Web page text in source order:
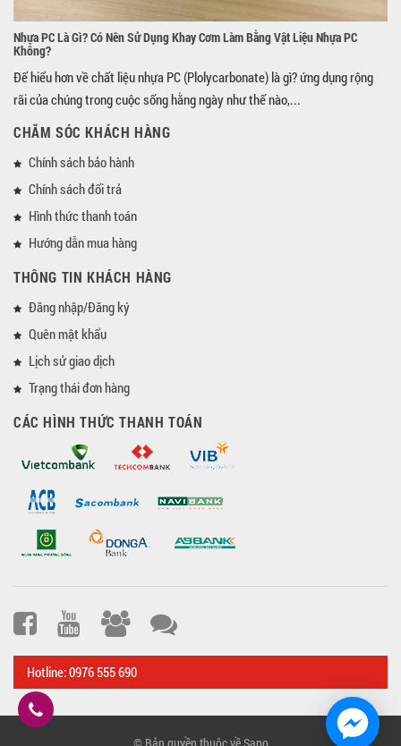
Nhựa PC Là Gì? Có Nên Sử Dụng Khay Cơm Làm Bằng Vật Liệu Nhựa PC
Không?
Để hiểu hơn về chất liệu nhựa PC (Plolycarbonate) là gì? ứng dụng rộng
rãi của chúng trong cuộc sống hằng ngày như thế nào,...
CHĂM SÓC KHÁCH HÀNG
Chính sách bảo hành
Chính sách đổi trả
Hình thức thanh toán
Hướng dẫn mua hàng
THÔNG TIN KHÁCH HÀNG
Đăng nhập/Đăng ký
Quên mật khẩu
Lịch sử giao dịch
Trạng thái đơn hàng
CÁC HÌNH THỨC THANH TOÁN
Hotline: 0976 555 690